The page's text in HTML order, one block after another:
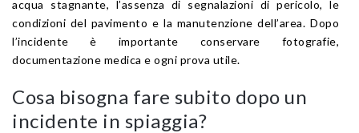
acqua stagnante, l’assenza di segnalazioni di pericolo, le
condizioni del pavimento e la manutenzione dell’area. Dopo
l’incidente è importante conservare fotografie,
documentazione medica e ogni prova utile.
Cosa bisogna fare subito dopo un
incidente in spiaggia?